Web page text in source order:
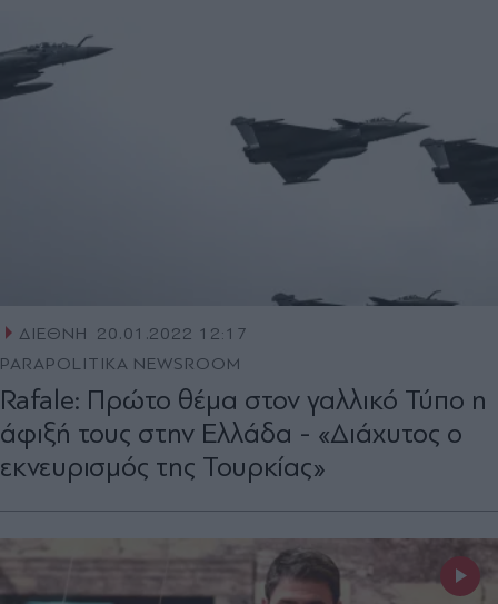
ΔΙΕΘΝΗ
20.01.2022 12:17
PARAPOLITIKA NEWSROOM
Rafale: Πρώτο θέμα στον γαλλικό Τύπο η
άφιξή τους στην Ελλάδα - «Διάχυτος ο
εκνευρισμός της Τουρκίας»